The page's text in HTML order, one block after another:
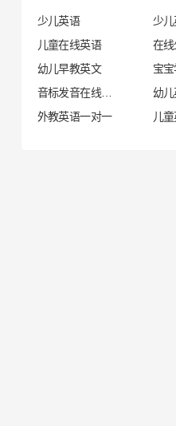
少儿英语
少
儿童在线英语
在
幼儿早教英文
宝
幼
外教英语一对一
儿